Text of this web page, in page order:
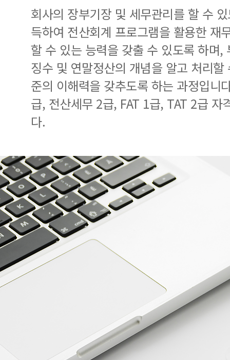
회사의 장부기장 및 세무관리를 할 수
득하여 전산회계 프로그램을 활용한 재
할 수 있는 능력을 갖출 수 있도록 하며,
징수 및 연말정산의 개념을 알고 처리
준의 이해력을 갖추도록 하는 과정입니
급, 전산세무 2급, FAT 1급, TAT 2급 자
다.